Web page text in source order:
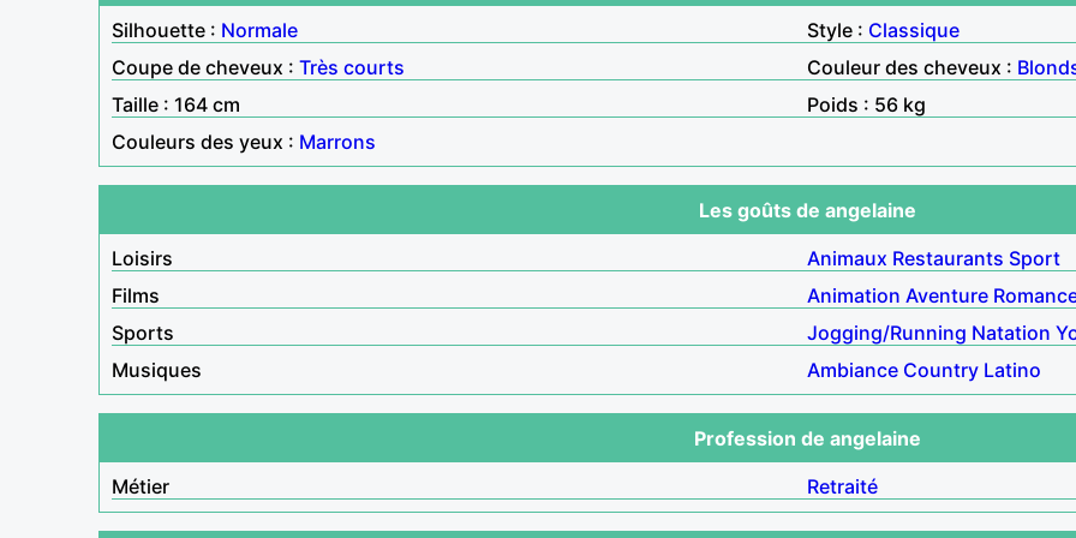
Silhouette : Normale Style : Classique
Coupe de cheveux : Très courts Couleur des cheveux :
Taille : 164 cm
Poids : 56 kg
Couleurs des yeux : Marrons
Les goûts de angelaine
Loisirs
Animaux Restaurants Sport
Films
Animation Aventure
Sports
Jogging/Running Natation
Musiques
Ambiance Country Latino
Profession de angelaine
Métier
Retraité